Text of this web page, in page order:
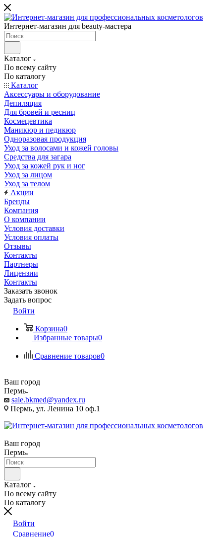
Интернет-магазин для beauty-мастера
Каталог
По всему сайту
По каталогу
Каталог
Аксессуары и оборудование
Депиляция
Для бровей и ресниц
Космецевтика
Маникюр и педикюр
Одноразовая продукция
Уход за волосами и кожей головы
Средства для загара
Уход за кожей рук и ног
Уход за лицом
Уход за телом
Акции
Бренды
Компания
О компании
Условия доставки
Условия оплаты
Отзывы
Контакты
Партнеры
Лицензии
Контакты
Заказать звонок
Задать вопрос
Войти
Корзина0
Избранные товары0
Сравнение товаров0
Ваш город
Пермь
sale.bkmed@yandex.ru
Пермь, ул. Ленина 10 оф.1
Ваш город
Пермь
Каталог
По всему сайту
По каталогу
Войти
Сравнение0